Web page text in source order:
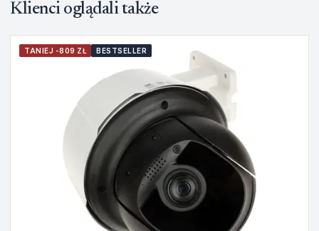
Klienci oglądali także
TANIEJ -809 ZŁ BESTSELLER